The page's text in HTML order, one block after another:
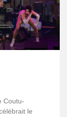
Coutu-
le